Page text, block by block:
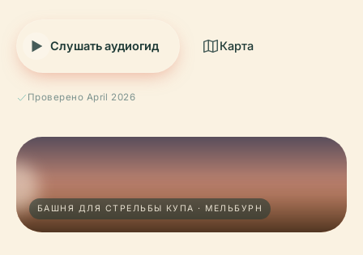
Слушать аудиогид Карта
Проверено April 2026
БАШНЯ ДЛЯ СТРЕЛЬБЫ КУПА · МЕЛЬБУРН